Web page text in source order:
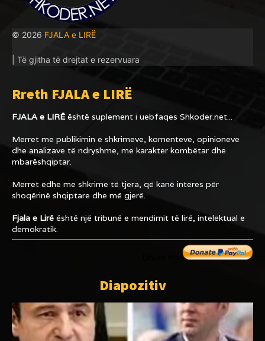
© 2026 FJALA e LIRË
| Të gjitha të drejtat e rezervuara
Rreth FJALA e LIRË
FJALA e LIRËështë suplement i uebfaqes Shkoder.net...
Merret me publikimin e shkrimeve, komenteve, opinioneve
dhe analizave të ndryshme, me karakter kombëtar dhe
mbarëshqiptar.
Merret edhe me shkrime të tjera, që kanë interes për
shoqërinë shqiptare dhe më gjerë.
Fjala e Lirë është një tribunë e mendimit të lirë, intelektual e
demokratik.
Diapozitiv